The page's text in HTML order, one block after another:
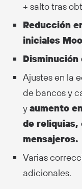
+ salto tras
Reducción
iniciales
Disminución
Ajustes en la
de bancos y
yaumento
de
mensajeros.
Varias
adicionales.